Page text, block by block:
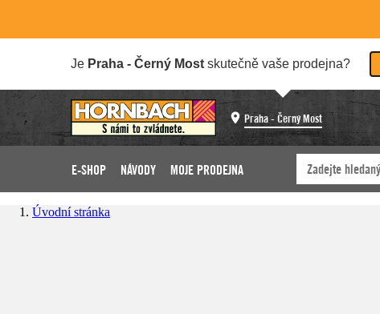
Je Praha - Černý Most skutečně vaše prodejna?
Praha - Černý Most
E-SHOP NÁVODY MOJE PRODEJNA
Úvodní stránka